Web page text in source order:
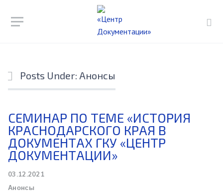
Posts Under: Анонсы
СЕМИНАР ПО ТЕМЕ «ИСТОРИЯ
КРАСНОДАРСКОГО КРАЯ В
ДОКУМЕНТАХ ГКУ «ЦЕНТР
ДОКУМЕНТАЦИИ»
03.12.2021
Анонсы